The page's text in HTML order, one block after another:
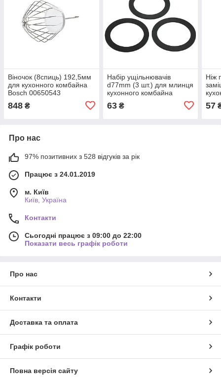
Віночок (8спиць) 192,5мм
для кухонного комбайна
Bosch 00650543
848 ₴
Набір ущільнювачів
d77mm (3 шт.) для млинця
кухонного комбайна
63₴
Ніж
57
Про нас
97% позитивних з 528 відгуків за рік
Працює з 24.01.2019
м. Київ
Київ, Україна
Контакти
Сьогодні працює з 09:00 до 22:00
Показати весь графік роботи
Про нас
Контакти
Доставка та оплата
Графік роботи
Повна версія сайту